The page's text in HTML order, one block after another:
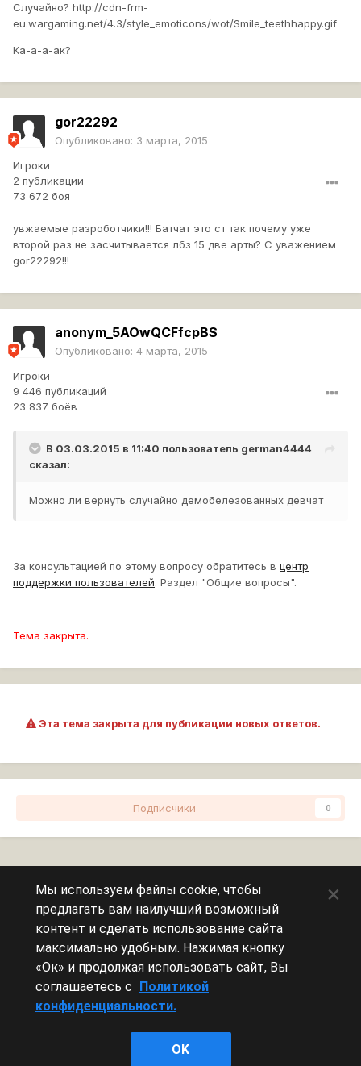
Случайно? http://cdn-frm-
eu.wargaming.net/4.3/style_emoticons/wot/Smile_teethhappy.gif
Ка-а-а-ак?
gor22292
Опубликовано: 3 марта, 2015
Игроки
2 публикации
73 672 боя
увжаемые разроботчики!!! Батчат это ст так почему уже
второй раз не засчитывается лбз 15 две арты? С уважением
gor22292!!!
anonym_5AOwQCFfcpBS
Опубликовано: 4 марта, 2015
Игроки
9 446 публикаций
23 837 боёв
В 03.03.2015 в 11:40 пользователь german4444
сказал:
Можно ли вернуть случайно демобелезованных девчат
За консультацией по этому вопросу обратитесь в центр
поддержки пользователей. Раздел "Общие вопросы".
Тема закрыта.
Эта тема закрыта для публикации новых ответов.
Подписчики 0
Сейчас на странице
Эту страницу никто не просматривает.
Леста Игры
Powered by Invision Community
Мы используем файлы cookie, чтобы
предлагать вам наилучший возможный
контент и сделать использование сайта
максимально удобным. Нажимая кнопку
«Ок» и продолжая использовать сайт, Вы
соглашаетесь с Политикой
конфиденциальности.
OK
×